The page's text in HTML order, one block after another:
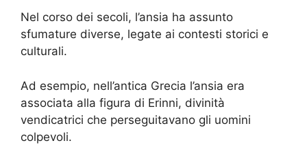
Nel corso dei secoli, l’ansia ha assunto
sfumature diverse, legate ai contesti storici e
culturali.
Ad esempio, nell’antica Grecia l’ansia era
associata alla figura di Erinni, divinità
vendicatrici che perseguitavano gli uomini
colpevoli.